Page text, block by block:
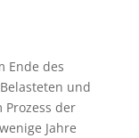
Ende des
und
der
Jahre